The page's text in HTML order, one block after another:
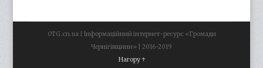
OTG.cn.ua | Інформаційний інтернет-ресурс «Громади
Чернігівщини» | 2016-2019
Нагору ↑